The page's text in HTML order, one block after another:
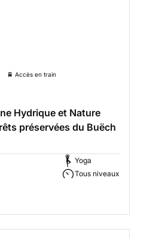
🚆 Accès en train
Hydrique et Nature
préservées du Buëch
Yoga
Tous niveaux